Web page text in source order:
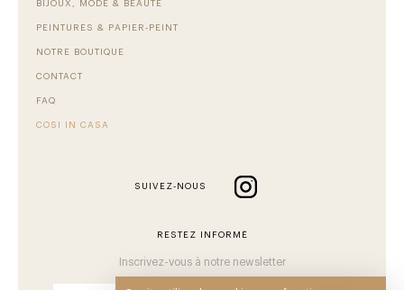
BIJOUX, MODE & BEAUTÉ
PEINTURES & PAPIER-PEINT
NOTRE BOUTIQUE
CONTACT
FAQ
COSI IN CASA
SUIVEZ-NOUS
RESTEZ INFORMÉ
Inscrivez-vous à notre newsletter